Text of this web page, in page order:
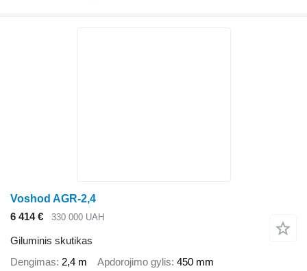
Voshod AGR-2,4
6 414 €
330 000 UAH
Giluminis skutikas
Dengimas 2,4 m Apdorojimo gylis 450 mm